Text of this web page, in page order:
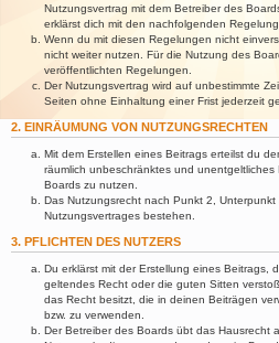
Nutzungsvertrag mit dem Betreiber des
erklärst dich mit den nachfolgenden
Wenn du mit diesen Regelungen nicht
nicht weiter nutzen. Für die Nutzung des
veröffentlichten Regelungen.
Der Nutzungsvertrag wird auf unbestimmte
Seiten ohne Einhaltung einer Frist jederzeit
2. EINRÄUMUNG VON NUTZUNGSRECHTEN
Mit dem Erstellen eines Beitrags erteilst du
räumlich unbeschränktes und
Boards zu nutzen.
Das Nutzungsrecht nach Punkt 2,
Nutzungsvertrages bestehen.
3. PFLICHTEN DES NUTZERS
Du erklärst mit der Erstellung eines Beitrags,
geltendes Recht oder die guten Sitten
das Recht besitzt, die in deinen Beiträgen
bzw. zu verwenden.
Der Betreiber des Boards übt das Hausrecht